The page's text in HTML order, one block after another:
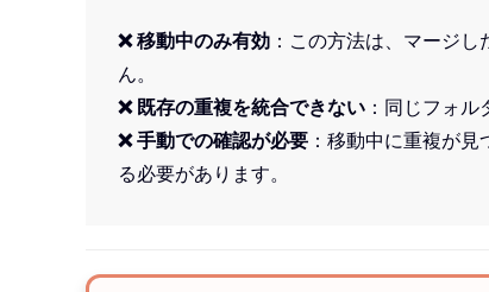
❌ 移動中のみ有効 ：この方法は、マージ
ん。
❌ 既存の重複を統合できない ：同じフォ
❌ 手動での確認が必要 ：移動中に重複が
る必要があります。